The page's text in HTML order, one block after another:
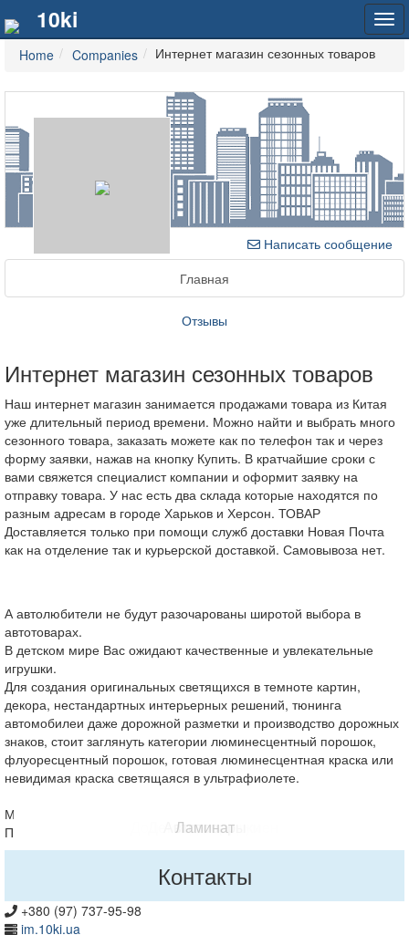
10ki
Home Companies Интернет магазин сезонных товаров
Написать сообщение
Главная
Отзывы
Интернет магазин сезонных товаров
Наш интернет магазин занимается продажами товара из Китая
уже длительный период времени. Можно найти и выбрать много
сезонного товара, заказать можете как по телефон так и через
форму заявки, нажав на кнопку Купить. В кратчайшие сроки с
вами свяжется специалист компании и оформит заявку на
отправку товара. У нас есть два склада которые находятся по
разным адресам в городе Харьков и Херсон. ТОВАР
Доставляется только при помощи служб доставки Новая Почта
как на отделение так и курьерской доставкой. Самовывоза нет.
Салютные установки
Дом и сад (инструмен
Детские игрушки
Автотовары
Ламинат
А автолюбители не будут разочарованы широтой выбора в
автотоварах.
В детском мире Вас ожидают качественные и увлекательные
игрушки.
Для создания оригинальных светящихся в темноте картин,
декора, нестандартных интерьерных решений, тюнинга
автомобилеи даже дорожной разметки и производство дорожных
знаков, стоит заглянуть категории люминесцентный порошок,
флуоресцентный порошок, готовая люминесцентная краска или
невидимая краска светящаяся в ультрафиолете.
Мы постоянно обновляем и расширяем наш ассортимент.
Приятных покупок!
Контакты
+380 (97) 737-95-98
im.10ki.ua